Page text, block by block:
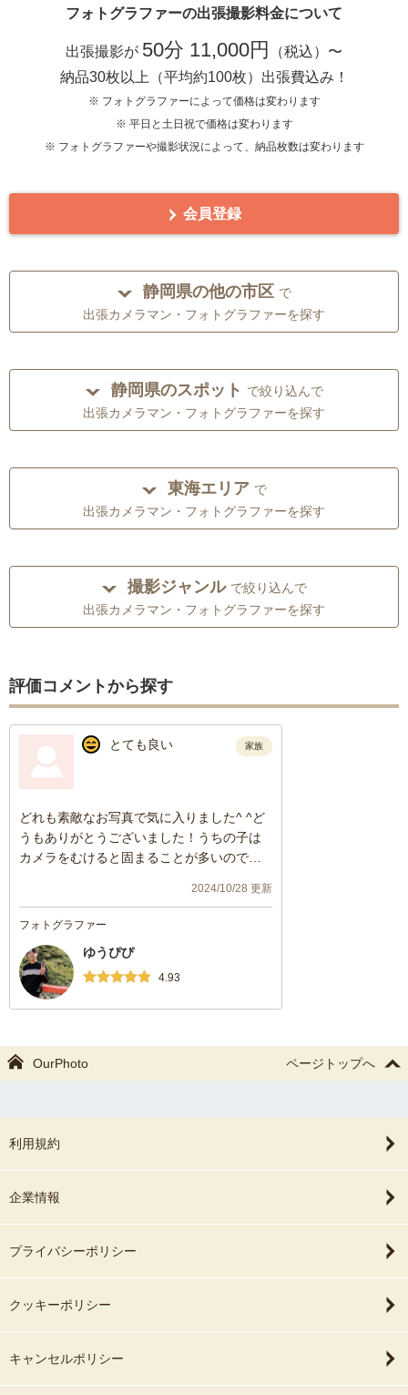
フォトグラファーの出張撮影料金について
出張撮影が 50分 11,000円
（税込）〜
納品30枚以上（平均約100枚）出張費込み！
※ フォトグラファーによって価格は変わります
※ 平日と土日祝で価格は変わります
※ フォトグラファーや撮影状況によって、納品枚数は変わります
会員登録
静岡県の他の市区 で
出張カメラマン・フォトグラファーを探す
静岡県のスポット で絞り込んで
出張カメラマン・フォトグラファーを探す
東海エリア で
出張カメラマン・フォトグラファーを探す
撮影ジャンル で絞り込んで
出張カメラマン・フォトグラファーを探す
評価コメントから探す
とても良い 家族
どれも素敵なお写真で気に入りました^ ^ど
うもありがとうございました！うちの子は
カメラをむけると固まることが多いのです
カメラマンさんも人当たりの良い方で、リ
また記念日の際にはぜひお願いしたいで
す。
ありがとうございました。
2024/10/28 更新
フォトグラファー
ゆうぴぴ
4.93
OurPhoto ページトップへ
利用規約
企業情報
プライバシーポリシー
クッキーポリシー
キャンセルポリシー